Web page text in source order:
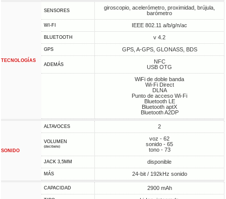
TECNOLOGÍAS
SENSORES
giroscopio, acelerómetro, proximidad, brújula,
barómetro
WI-FI IEEE 802.11 a/b/g/n/ac
BLUETOOTH v 4.2
GPS GPS, A-GPS, GLONASS, BDS
ADEMÁS
NFC
USB OTG
WiFi de doble banda
Wi-Fi Direct
DLNA
Punto de acceso Wi-Fi
Bluetooth LE
Bluetooth aptX
Bluetooth A2DP
SONIDO
ALTAVOCES 2
VOLUMEN
(decibele)
voz - 62
sonido - 65
tono - 73
JACK 3,5MM disponible
MÁS 24-bit / 192kHz sonido
CAPACIDAD 2900 mAh